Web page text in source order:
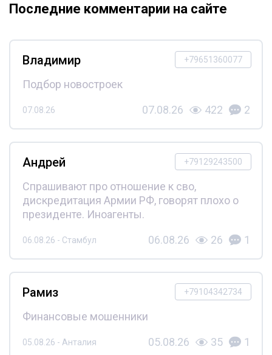
Последние комментарии на сайте
+79651360077
Владимир
Подбор новостроек
07.08.26 07.08.26 422 2
+79129243500
Андрей
Спрашивают про отношение к сво,
дискредитация Армии РФ, говорят плохо о
президенте. Иноагенты.
06.08.26 - Стамбул 06.08.26 26 1
+79104342734
Рамиз
Финансовые мошенники
05.08.26 - Анталия 05.08.26 35 1